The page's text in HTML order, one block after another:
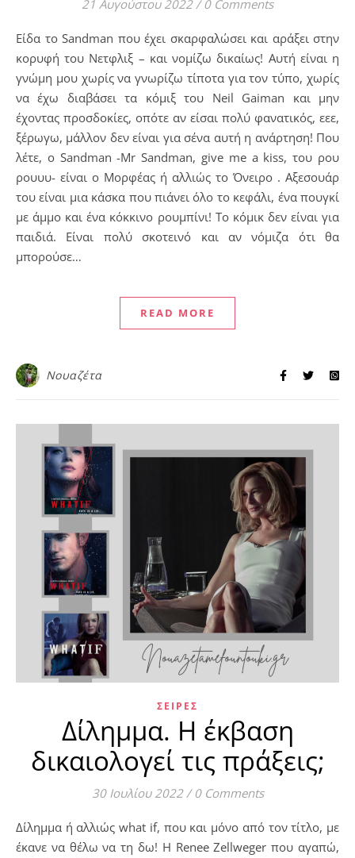
21 Αυγούστου 2022 / 0 Comments
Είδα τo Sandman που έχει σκαρφαλώσει και αράξει στην
κορυφή του Νετφλιξ – και νομίζω δικαίως! Αυτή είναι η
γνώμη μου χωρίς να γνωρίζω τίποτα για τον τύπο, χωρίς
να έχω διαβάσει τα κόμιξ του Neil Gaiman και μην
έχοντας προσδοκίες, οπότε αν είσαι πολύ φανατικός, εεε,
ξέρωγω, μάλλον δεν είναι για σένα αυτή η ανάρτηση! Που
λέτε, ο Sandman -Mr Sandman, give me a kiss, του ρου
ρουυυ- είναι ο Μορφέας ή αλλιώς το Όνειρο . Αξεσουάρ
του είναι μια κάσκα που πιάνει όλο το κεφάλι, ένα πουγκί
με άμμο και ένα κόκκινο ρουμπίνι! Το κόμικ δεν είναι για
παιδιά. Είναι πολύ σκοτεινό και αν νόμιζα ότι θα
μπορούσε…
READ MORE
Νουαζέτα
ΣΕΙΡΈΣ
Δίλημμα. Η έκβαση
δικαιολογεί τις πράξεις;
30 Ιουλίου 2022 / 0 Comments
Δίλημμα ή αλλιώς what if, που και μόνο από τον τίτλο, με
έκανε να θέλω να τη δω! H Renee Zellweger που αγαπώ,